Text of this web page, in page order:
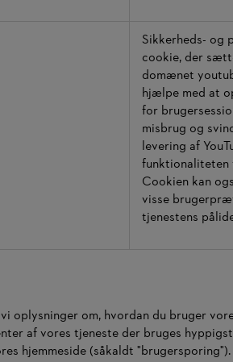
Sikkerheds- og
cookie, der
domænet
hjælpe med at
for
misbrug og
levering af
funktionaliteten
Cookien kan
visse
tjenestens
oplysninger om, hvordan du bruger
af vores tjeneste der bruges
hjemmeside (såkaldt "brugersporing").